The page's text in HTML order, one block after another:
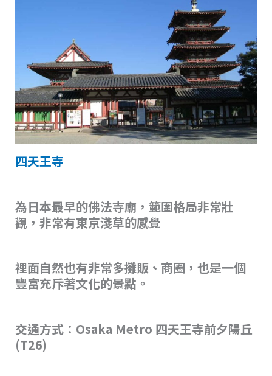
四天王寺
為日本最早的佛法寺廟，範圍格局非常壯
觀，非常有東京淺草的感覺
裡面自然也有非常多攤販、商圈，也是一個
豐富充斥著文化的景點。
交通方式：Osaka Metro 四天王寺前夕陽丘
(T26)